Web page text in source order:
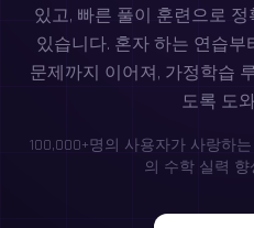
있고, 빠른 풀이 훈련으로
있습니다. 혼자 하는 연습
문제까지 이어져, 가정학습
도록 도
100,000+명의 사용자가 사랑하
의 수학 실력